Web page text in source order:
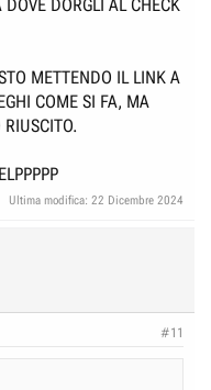
DORGLI AL CHECK
METTENDO IL LINK A
COME SI FA, MA
Ultima modifica: 22 Dicembre 2024
#11